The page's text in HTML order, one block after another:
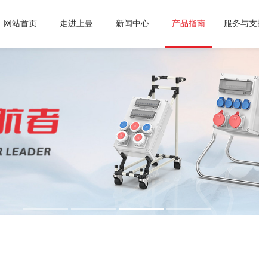
网站首页 走进上曼 新闻中心 产品指南 服务与支